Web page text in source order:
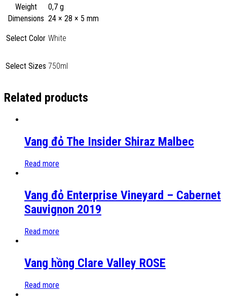
Weight
0,7 g
Dimensions 24 × 28 × 5 mm
Select Color White
Select Sizes 750ml
Related products
Vang đỏ The Insider Shiraz Malbec
Read more
Vang đỏ Enterprise Vineyard – Cabernet
Sauvignon 2019
Read more
Vang hồng Clare Valley ROSE
Read more